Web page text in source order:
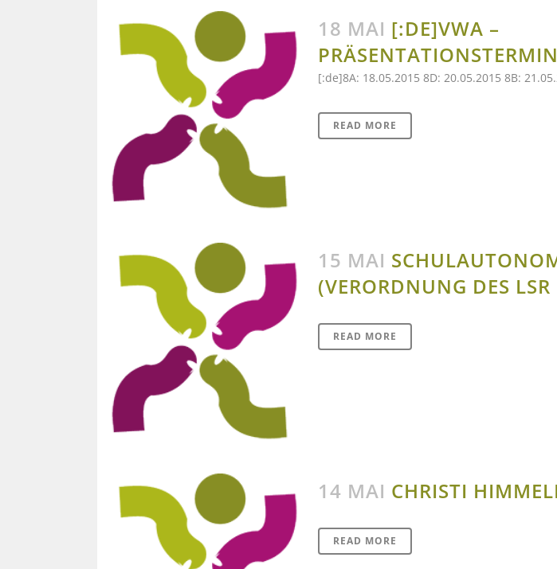
18 MAI [:DE]VWA –
[:de]8A: 18.05.2015 8D: 20.05.2015 8B:
READ MORE
15 MAI
(VERORDNUNG DES
READ MORE
14 MAI CHRISTI
READ MORE